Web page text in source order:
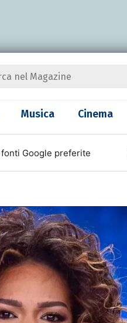
Musica Cinema
Google preferite